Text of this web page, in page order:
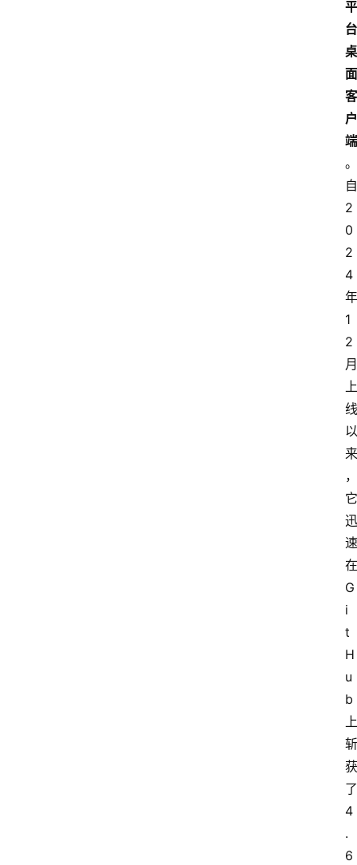
平
台
桌
面
客
户
端
。
自
2
0
2
4
年
1
2
月
上
线
以
来
，
它
迅
速
在
G
i
t
H
u
b
上
斩
获
了
4
.
6